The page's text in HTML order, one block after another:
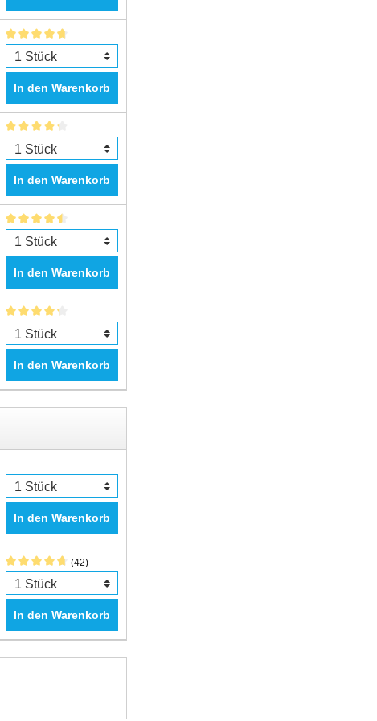
In den Warenkorb
In den Warenkorb
In den Warenkorb
In den Warenkorb
In den Warenkorb
(42)
In den Warenkorb